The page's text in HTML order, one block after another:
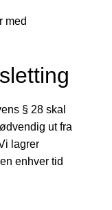
med
§ 28 skal
ut fra
lagrer
enhver tid